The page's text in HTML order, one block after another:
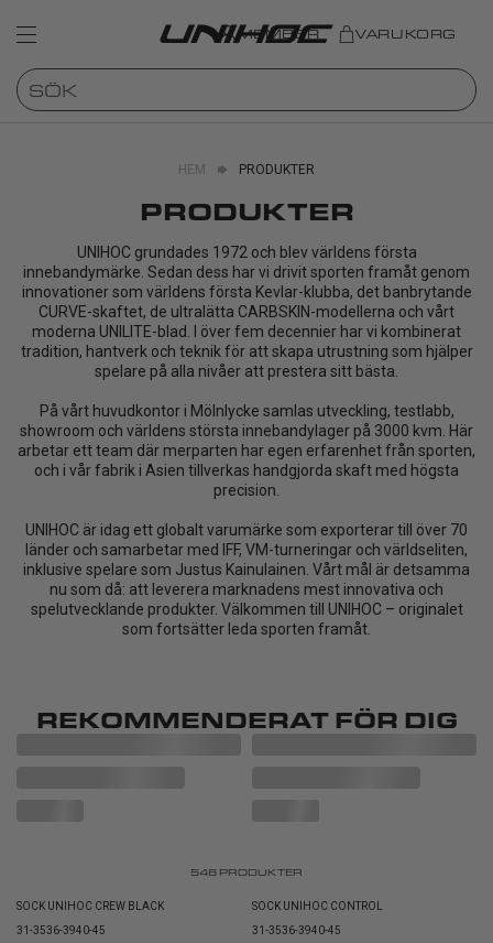
MEMBER VARUKORG
HEM PRODUKTER
PRODUKTER
UNIHOC grundades 1972 och blev världens första
innebandymärke. Sedan dess har vi drivit sporten framåt genom
innovationer som världens första Kevlar-klubba, det banbrytande
CURVE-skaftet, de ultralätta CARBSKIN-modellerna och vårt
moderna UNILITE-blad. I över fem decennier har vi kombinerat
tradition, hantverk och teknik för att skapa utrustning som hjälper
spelare på alla nivåer att prestera sitt bästa.
På vårt huvudkontor i Mölnlycke samlas utveckling, testlabb,
showroom och världens största innebandylager på 3000 kvm. Här
arbetar ett team där merparten har egen erfarenhet från sporten,
och i vår fabrik i Asien tillverkas handgjorda skaft med högsta
precision.
UNIHOC är idag ett globalt varumärke som exporterar till över 70
länder och samarbetar med IFF, VM-turneringar och världseliten,
inklusive spelare som Justus Kainulainen. Vårt mål är detsamma
nu som då: att leverera marknadens mest innovativa och
spelutvecklande produkter. Välkommen till UNIHOC – originalet
som fortsätter leda sporten framåt.
REKOMMENDERAT FÖR DIG
548 PRODUKTER
SOCK UNIHOC CREW BLACK
31-3536-3940-45
SOCK UNIHOC CONTROL
31-3536-3940-45